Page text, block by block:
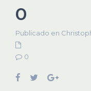
0
Publicado en
0